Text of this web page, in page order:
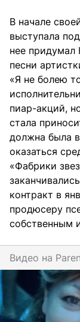
В начале
выступала
нее
песни
«Я не болею
пиар-акций,
стала
должна была
оказаться
«Фабрики
контракт в
продюсеру
собственным
Видео на